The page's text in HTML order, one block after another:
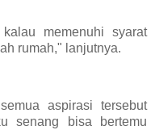
memenuhi syarat
rumah," lanjutnya.
aspirasi tersebut
senang bisa bertemu